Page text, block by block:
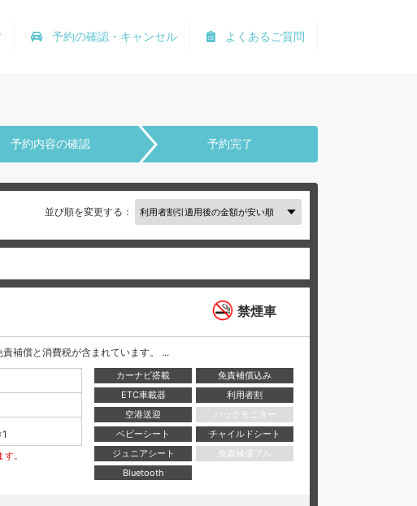
よくあるご質問
予約の確認・キャンセル
予約内容の確認 予約完了
並び順を変更する：
禁煙車
補償と消費税が含まれています。 ...
。
カーナビ搭載
免責補償込み
ETC車載器
利用者割
空港送迎
バックモニター
ベビーシート
チャイルドシート
ジュニアシート
免責補償フル
Bluetooth